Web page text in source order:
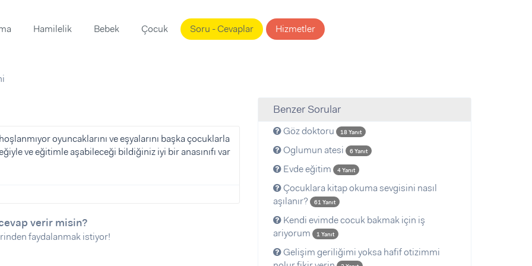
Hamilelik Bebek Çocuk Soru - Cevaplar Hizmetler
oyuncaklarını ve eşyalarını başka çocuklarla
ve eğitimle aşabileceği bildiğiniz iyi bir anasınıfı var
verir misin?
faydalanmak istiyor!
Benzer Sorular
Göz doktoru 18 Yanıt
Oglumun atesi 6 Yanıt
Evde eğitim 4 Yanıt
Çocuklara kitap okuma sevgisini nasıl
aşılanır?
61 Yanıt
Kendi evimde cocuk bakmak için iş
ariyorum
1 Yanıt
Gelişim geriliğimi yoksa hafif otizimmi